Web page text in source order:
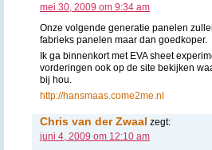
mei 30, 2009 om 9:34 am
Onze volgende generatie panelen
fabrieks panelen maar dan goedkoper.
Ik ga binnenkort met EVA sheet
vorderingen ook op de site bekijken
bij hou.
http://hansmaas.come2me.nl
Chris van der Zwaal zegt:
juni 4, 2009 om 12:10 am